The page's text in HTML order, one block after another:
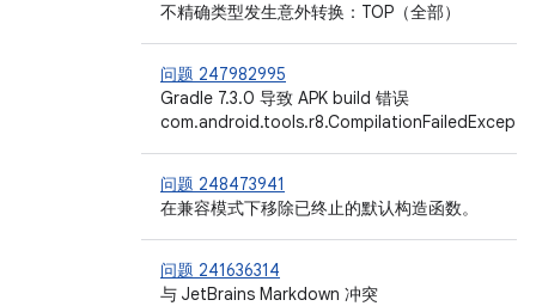
不精确类型发生意外转换：TOP（全部）
问题 247982995
Gradle 7.3.0 导致 APK build 错误
问题 248473941
在兼容模式下移除已终止的默认构造函数。
问题 241636314
与 JetBrains Markdown 冲突